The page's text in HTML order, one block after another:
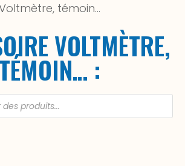
témoin…
VOLTMÈTRE,
TÉMOIN… :